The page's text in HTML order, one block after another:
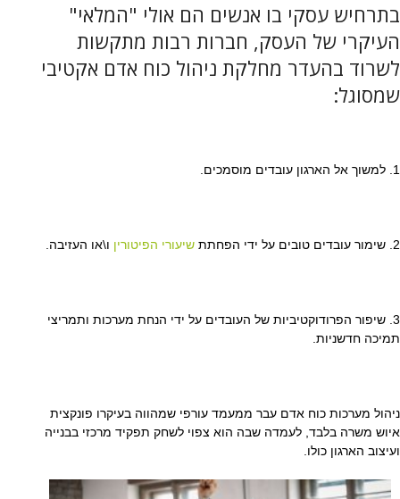
בתרחיש עסקי בו אנשים הם אולי "המלאי"
העיקרי של העסק, חברות רבות מתקשות
לשרוד בהעדר מחלקת ניהול כוח אדם אקטיבי
שמסוגל:
1. למשוך אל הארגון עובדים מוסמכים.
2. שימור עובדים טובים על ידי הפחתת שיעורי הפיטורין ו\או העזיבה.
3. שיפור הפרודוקטיביות של העובדים על ידי הנחת מערכות ותמריצי
תמיכה חדשניות.
ניהול מערכות כוח אדם עבר ממעמד עורפי שמהווה בעיקרו פונקצית
איוש משרה בלבד, לעמדה שבה הוא צפוי לשחק תפקיד מרכזי בבנייה
ועיצוב הארגון כולו.